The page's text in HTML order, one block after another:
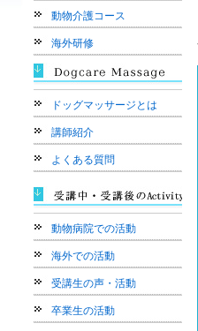
動物介護コース
海外研修
ドッグマッサージとは
講師紹介
よくある質問
動物病院での活動
海外での活動
受講生の声・活動
卒業生の活動